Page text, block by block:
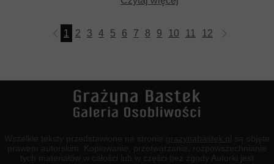
1 2 3 4 5 6 7 8 9 10 11 12 13